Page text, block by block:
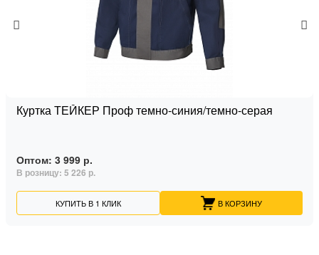
Куртка ТЕЙКЕР Проф темно-синия/темно-серая
Оптом: 3 999 р.
В розницу: 5 226 р.
КУПИТЬ В 1 КЛИК В КОРЗИНУ